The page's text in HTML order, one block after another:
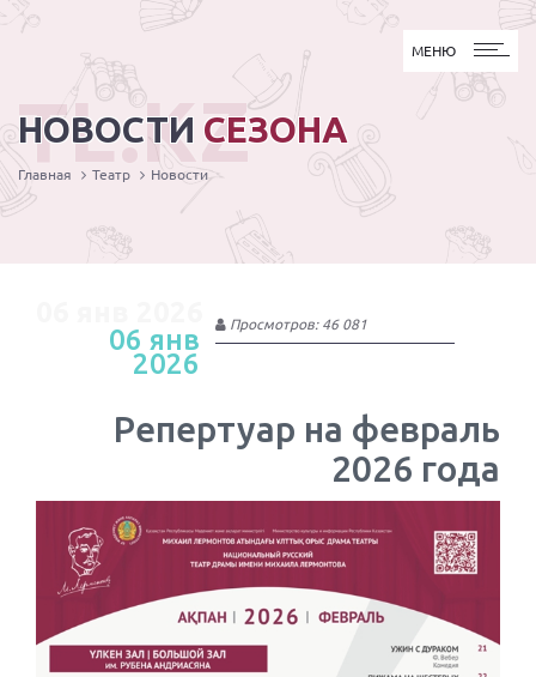
МЕНЮ
МЕНЮ
НОВОСТИ СЕЗОНА
TL.KZ
Главная Театр Новости
06 янв
2026
Просмотров: 46 081
Репертуар на февраль
2026 года